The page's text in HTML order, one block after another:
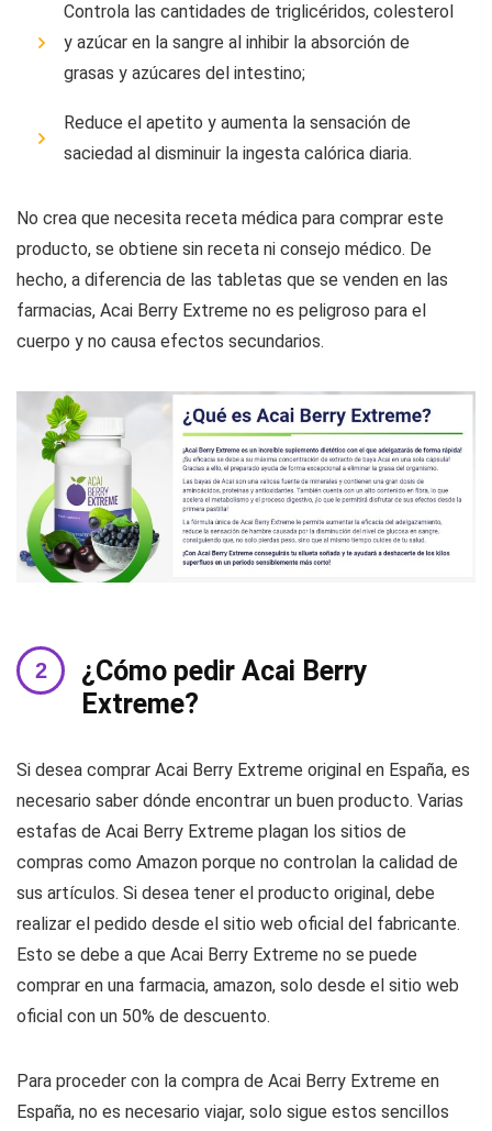
Controla las cantidades de triglicéridos, colesterol
y azúcar en la sangre al inhibir la absorción de
grasas y azúcares del intestino;
Reduce el apetito y aumenta la sensación de
saciedad al disminuir la ingesta calórica diaria.
No crea que necesita receta médica para comprar este
producto, se obtiene sin receta ni consejo médico. De
hecho, a diferencia de las tabletas que se venden en las
farmacias, Acai Berry Extreme no es peligroso para el
cuerpo y no causa efectos secundarios.
¿Cómo pedir Acai Berry
Extreme?
Si desea comprar Acai Berry Extreme original en España, es
necesario saber dónde encontrar un buen producto. Varias
estafas de Acai Berry Extreme plagan los sitios de
compras como Amazon porque no controlan la calidad de
sus artículos. Si desea tener el producto original, debe
realizar el pedido desde el sitio web oficial del fabricante.
Esto se debe a que Acai Berry Extreme no se puede
comprar en una farmacia, amazon, solo desde el sitio web
oficial con un 50% de descuento.
Para proceder con la compra de Acai Berry Extreme en
España, no es necesario viajar, solo sigue estos sencillos